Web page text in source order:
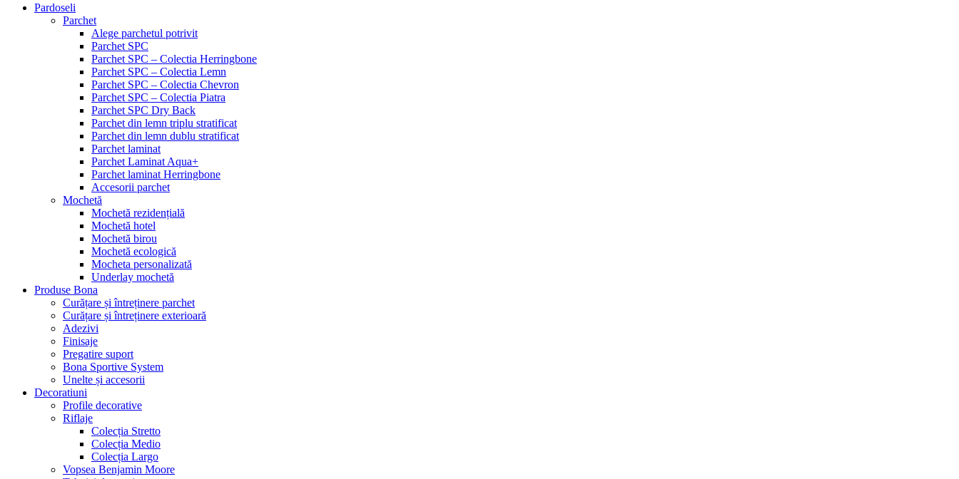
Pardoseli
Parchet
Alege parchetul potrivit
Parchet SPC
Parchet SPC – Colectia Herringbone
Parchet SPC – Colectia Lemn
Parchet SPC – Colectia Chevron
Parchet SPC – Colectia Piatra
Parchet SPC Dry Back
Parchet din lemn triplu stratificat
Parchet din lemn dublu stratificat
Parchet laminat
Parchet Laminat Aqua+
Parchet laminat Herringbone
Accesorii parchet
Mochetă
Mochetă rezidențială
Mochetă hotel
Mochetă birou
Mochetă ecologică
Mocheta personalizată
Underlay mochetă
Produse Bona
Curățare și întreținere parchet
Curățare și întreținere exterioară
Adezivi
Finisaje
Pregatire suport
Bona Sportive System
Unelte și accesorii
Decoratiuni
Profile decorative
Riflaje
Colecția Stretto
Colecția Medio
Colecția Largo
Vopsea Benjamin Moore